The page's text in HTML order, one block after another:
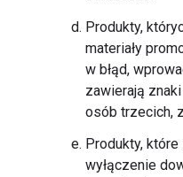
Produkty,
materiały
w błąd,
zawierają
osób trzecich,
Produkty,
wyłączenie